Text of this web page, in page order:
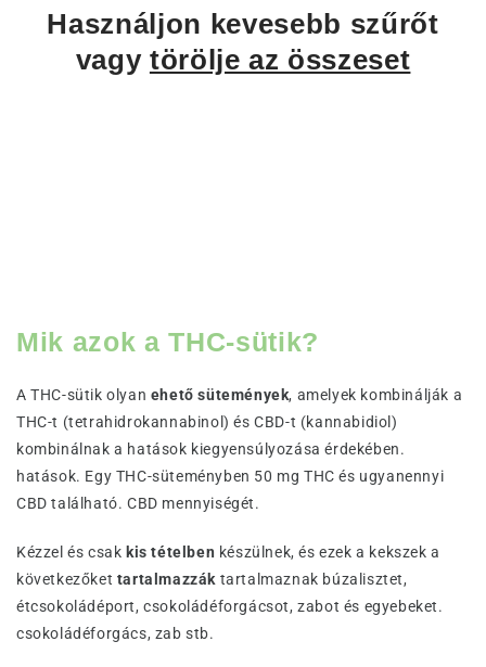
Használjon kevesebb szűrőt
vagy törölje az összeset
Mik azok a THC-sütik?
A THC-sütik olyan ehető sütemények, amelyek kombinálják a
THC-t (tetrahidrokannabinol) és CBD-t (kannabidiol)
kombinálnak a hatások kiegyensúlyozása érdekében.
hatások. Egy THC-süteményben 50 mg THC és ugyanennyi
CBD található. CBD mennyiségét.
Kézzel és csak kis tételben készülnek, és ezek a kekszek a
következőket tartalmazzák tartalmaznak búzalisztet,
étcsokoládéport, csokoládéforgácsot, zabot és egyebeket.
csokoládéforgács, zab stb.